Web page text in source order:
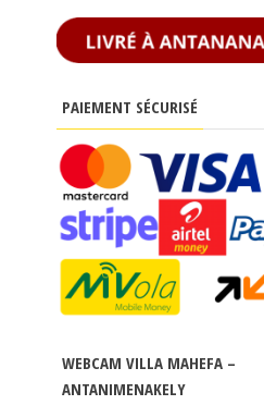
PAIEMENT SÉCURISÉ
WEBCAM VILLA MAHEFA –
ANTANIMENAKELY